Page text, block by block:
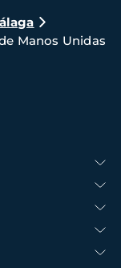
Manos Unidas